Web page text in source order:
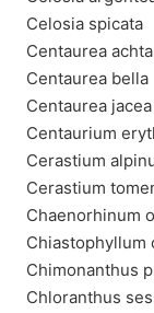
Celosia spicata
Centaurea
Centaurea bella
Centaurea jacea
Centaurium
Cerastium
Cerastium
Chaenorhinum
Chiastophyllum
Chimonanthus
Chloranthus